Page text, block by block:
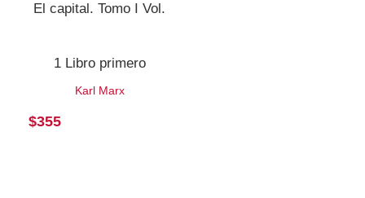
El capital. Tomo I Vol.
1 Libro primero
Karl Marx
$355